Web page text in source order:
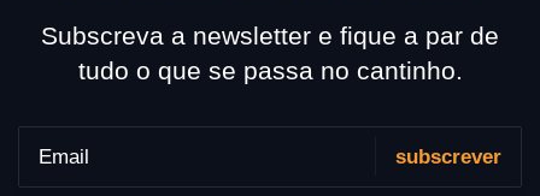
Subscreva a newsletter e fique a par de
tudo o que se passa no cantinho.